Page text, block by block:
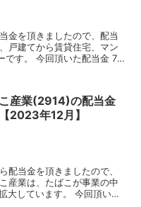
金を頂きましたので、配当
戸建てから賃貸住宅、マン
です。 今回頂いた配当金 7
産業(2914)の配当金
2023年12月】
当金を頂きましたので、
産業は、たばこが事業の中
大しています。 今回頂いた